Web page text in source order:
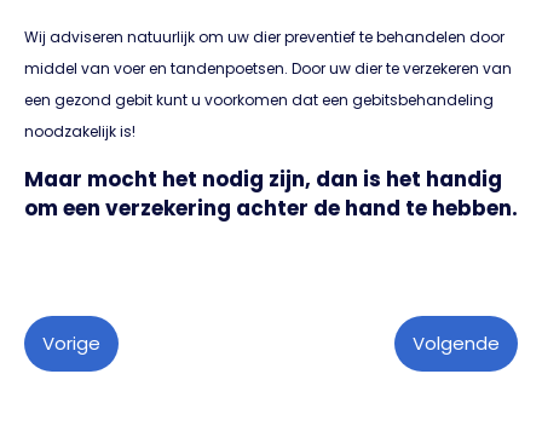
Wij adviseren natuurlijk om uw dier preventief te behandelen door
middel van voer en tandenpoetsen. Door uw dier te verzekeren van
een gezond gebit kunt u voorkomen dat een gebitsbehandeling
noodzakelijk is!
Maar mocht het nodig zijn, dan is het handig
om een verzekering achter de hand te hebben.
Vorige Volgende